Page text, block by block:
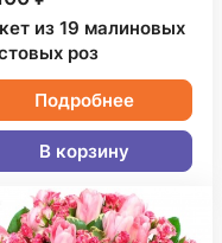
из 19 малиновых
роз
Подробнее
В корзину